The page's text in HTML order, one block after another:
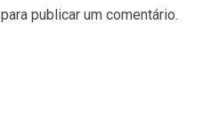
para publicar um comentário.